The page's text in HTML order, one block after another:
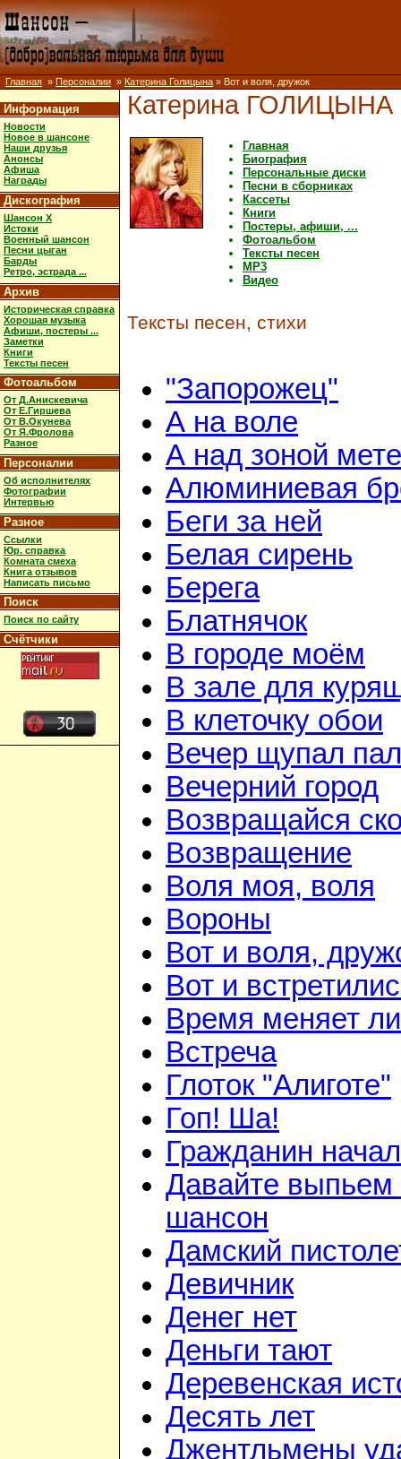
Главная » Персоналии » Катерина Голицына » Вот и воля, дружок
Информация
Новости
Новое в шансоне
Наши друзья
Анонсы
Афиша
Награды
Дискография
Шансон X
Истоки
Военный шансон
Песни цыган
Барды
Ретро, эстрада ...
Архив
Историческая справка
Хорошая музыка
Афиши, постеры ...
Заметки
Книги
Тексты песен
Фотоальбом
От Д.Анискевича
От Е.Гиршева
От В.Окунева
От Я.Фролова
Разное
Персоналии
Об исполнителях
Фотографии
Интервью
Разное
Ссылки
Юр. справка
Комната смеха
Книга отзывов
Написать письмо
Поиск
Поиск по сайту
Счётчики
Катерина ГОЛИЦЫНА
Главная
Биография
Персональные диски
Песни в сборниках
Кассеты
Книги
Постеры, афиши, ...
Фотоальбом
Тексты песен
MP3
Видео
Тексты песен, стихи
"Запорожец"
А на воле
А над зоной
Алюминиевая
Беги за ней
Белая сирень
Берега
Блатнячок
В городе моём
В зале для
В клеточку обои
Вечер щупал
Вечерний город
Возвращайся
Возвращение
Воля моя, воля
Вороны
Вот и воля,
Вот и
Время меняет
Встреча
Глоток "Алиготе"
Гоп! Ша!
Гражданин
Давайте выпьем
шансон
Дамский
Девичник
Денег нет
Деньги тают
Деревенская
Десять лет
Джентльмены